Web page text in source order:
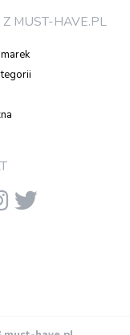
Z MUST-HAVE.PL